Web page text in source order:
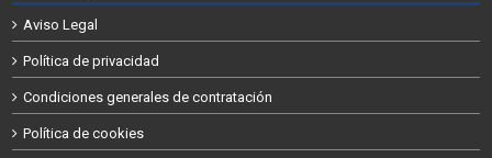
Aviso Legal
Política de privacidad
Condiciones generales de contratación
Política de cookies